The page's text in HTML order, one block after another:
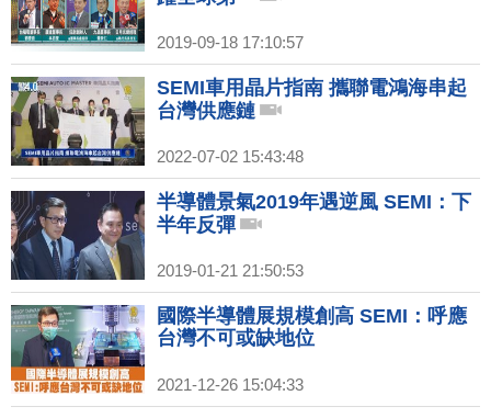
2019-09-18 17:10:57
SEMI車用晶片指南 攜聯電鴻海串起
台灣供應鏈
2022-07-02 15:43:48
半導體景氣2019年遇逆風 SEMI：下
半年反彈
2019-01-21 21:50:53
國際半導體展規模創高 SEMI：呼應
台灣不可或缺地位
2021-12-26 15:04:33